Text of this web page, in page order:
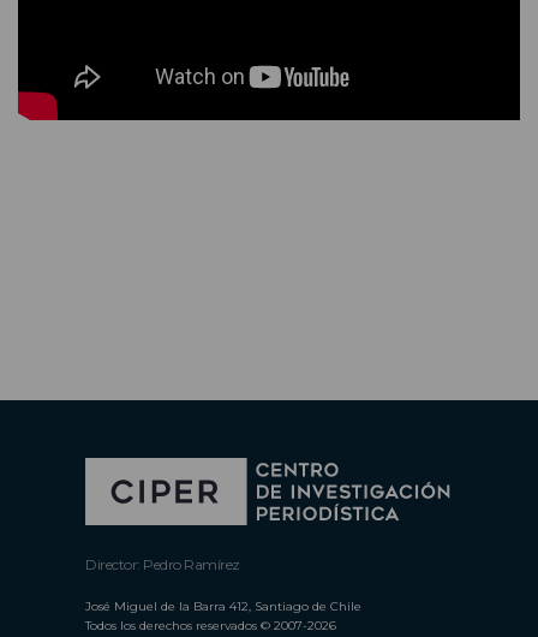
Director: Pedro Ramírez
José Miguel de la Barra 412, Santiago de Chile
Todos los derechos reservados © 2007-2026